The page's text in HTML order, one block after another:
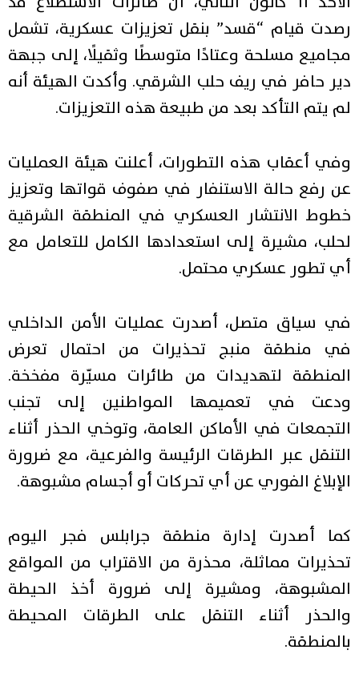
رصدت قيام “قسد” بنقل تعزيزات عسكرية، تشمل
مجاميع مسلحة وعتادًا متوسطًا وثقيلًا، إلى جبهة
دير حافر في ريف حلب الشرقي. وأكدت الهيئة أنه
لم يتم التأكد بعد من طبيعة هذه التعزيزات.
وفي أعقاب هذه التطورات، أعلنت هيئة العمليات
عن رفع حالة الاستنفار في صفوف قواتها وتعزيز
خطوط الانتشار العسكري في المنطقة الشرقية
لحلب، مشيرة إلى استعدادها الكامل للتعامل مع
أي تطور عسكري محتمل.
في سياق متصل، أصدرت عمليات الأمن الداخلي
في منطقة منبج تحذيرات من احتمال تعرض
المنطقة لتهديدات من طائرات مسيّرة مفخخة.
ودعت في تعميمها المواطنين إلى تجنب
التجمعات في الأماكن العامة، وتوخي الحذر أثناء
التنقل عبر الطرقات الرئيسة والفرعية، مع ضرورة
الإبلاغ الفوري عن أي تحركات أو أجسام مشبوهة.
كما أصدرت إدارة منطقة جرابلس فجر اليوم
تحذيرات مماثلة، محذرة من الاقتراب من المواقع
المشبوهة، ومشيرة إلى ضرورة أخذ الحيطة
والحذر أثناء التنقل على الطرقات المحيطة
بالمنطقة.